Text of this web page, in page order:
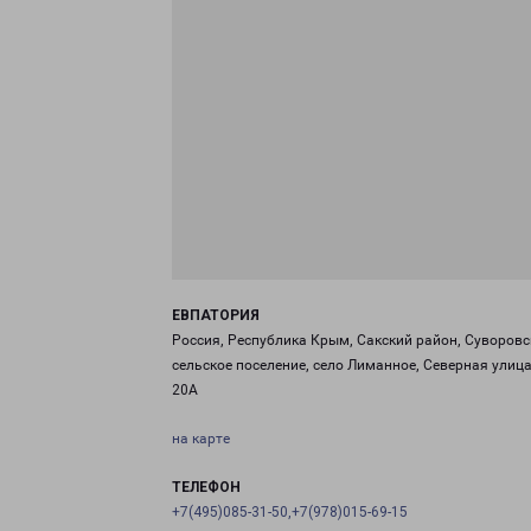
ЕВПАТОРИЯ
Россия, Республика Крым, Сакский район,
сельское поселение, село Лиманное, Северная
20А
на карте
ТЕЛЕФОН
+7(495)085-31-50,+7(978)015-69-15